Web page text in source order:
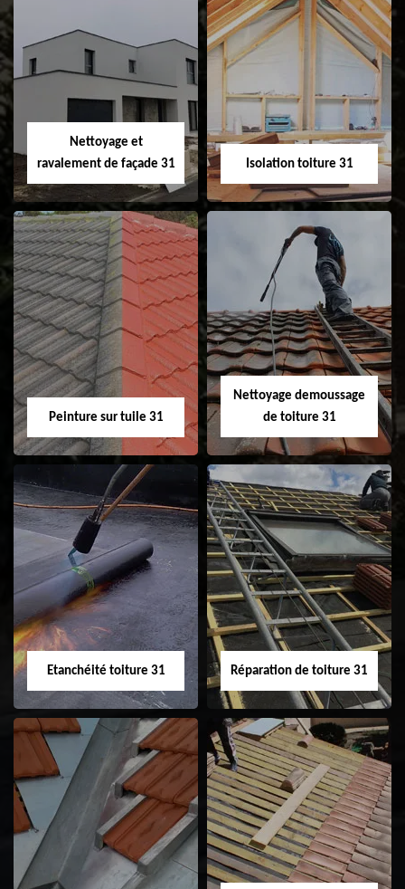
Pose et
changement de
fenêtre de toit et
Velux 31
Nettoyage et pose
Nettoyage et
ravalement de façade 31
Nettoyage et
ravalement de
façade 31
Isolation toiture 31
Isolation toiture 31
Peinture sur tuile 31
Peinture sur tuile
31
Nettoyage demoussage
de toiture 31
Nettoyage
demoussage de
toiture 31
Etanchéité toiture 31
Etanchéité toiture
31
Réparation de toiture 31
Réparation de
toiture 31